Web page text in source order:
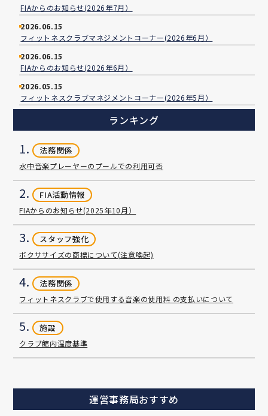
FIAからのお知らせ(2026年7月）
2026.06.15
フィットネスクラブマネジメントコーナー(2026年6月）
2026.06.15
FIAからのお知らせ(2026年6月）
2026.05.15
フィットネスクラブマネジメントコーナー(2026年5月）
ランキング
1. 法務関係
水中音楽プレーヤーのプールでの利用可否
2. FIA活動情報
FIAからのお知らせ(2025年10月）
3. スタッフ強化
ボクササイズの商標について(注意喚起)
4. 法務関係
フィットネスクラブで使用する音楽の使用料 の支払いについて
5. 施設
クラブ館内温度基準
運営事務局おすすめ